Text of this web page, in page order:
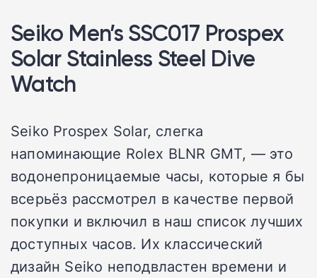
Seiko Men’s SSC017 Prospex
Solar Stainless Steel Dive
Watch
Seiko Prospex Solar, слегка
напоминающие Rolex BLNR GMT, — это
водонепроницаемые часы, которые я бы
всерьёз рассмотрел в качестве первой
покупки и включил в наш список лучших
доступных часов. Их классический
дизайн Seiko неподвластен времени и